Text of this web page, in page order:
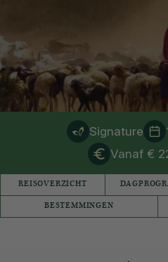
Signature
Vanaf €
REISOVERZICHT
BESTEMMINGEN